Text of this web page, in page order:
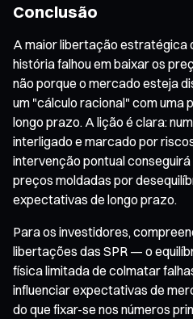
Conclusão
A maior libertação estratégica
história falhou em baixar os
não porque o mercado esteja
um "cálculo racional" com uma
longo prazo. A lição é clara:
interligado e marcado por
intervenção pontual
preços moldadas por
expectativas de longo prazo.
Para os investidores,
libertações das SPR — o
física limitada de colmatar
influenciar expectativas de
do que fixar-se nos números